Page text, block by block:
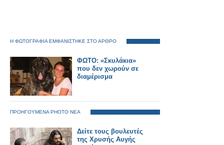
Η ΦΩΤΟΓΡΑΦΙΑ ΕΜΦΑΝΙΣΤΗΚΕ ΣΤΟ ΑΡΘΡΟ
ΦΩΤΟ: «Σκυλάκια»
που δεν χωρούν σε
διαμέρισμα
ΠΡΟΗΓΟΥΜΕΝΑ PHOTO ΝΕΑ
Δείτε τους βουλευτές
της Χρυσής Αυγής